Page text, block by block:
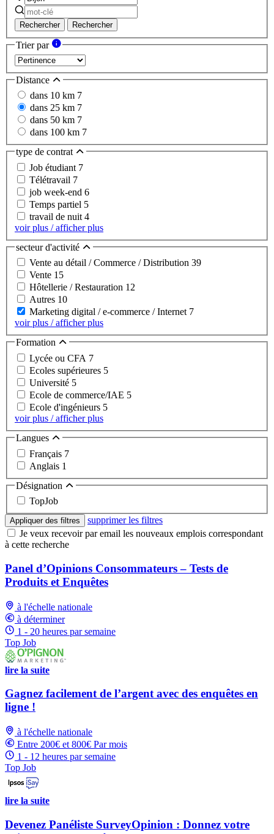
Rechercher Rechercher
Trier par
Distance
dans 10 km 7
dans 25 km 7
dans 50 km 7
dans 100 km 7
type de contrat
Job étudiant 7
Télétravail 7
job week-end 6
Temps partiel 5
travail de nuit 4
voir plus / afficher plus
secteur d'activité
Vente au détail / Commerce / Distribution 39
Vente 15
Hôtellerie / Restauration 12
Autres 10
Marketing digital / e-commerce / Internet 7
voir plus / afficher plus
Formation
Lycée ou CFA 7
Ecoles supérieures 5
Université 5
Ecole de commerce/IAE 5
Ecole d'ingénieurs 5
voir plus / afficher plus
Langues
Français 7
Anglais 1
Désignation
TopJob
Appliquer des filtres
supprimer les filtres
Je veux recevoir par email les nouveaux emplois correspondant
à cette recherche
Panel d’Opinions Consommateurs – Tests de
Produits et Enquêtes
à l'échelle nationale
à déterminer
1 - 20 heures par semaine
Top Job
lire la suite
Gagnez facilement de l’argent avec des enquêtes en
ligne !
à l'échelle nationale
Entre 200€ et 800€ Par mois
1 - 12 heures par semaine
Top Job
lire la suite
Devenez Panéliste SurveyOpinion : Donnez votre